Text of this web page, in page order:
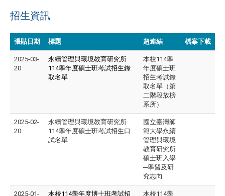
招生資訊
張貼日期 標題 超連結 檔案下載
2025-03-
20
永續管理與環境教育研究所
114學年度碩士班考試招生錄
取名單
本校114學
年度碩士班
招生考試錄
取名單（第
二階段放榜
系所）
2025-02-
20
永續管理與環境教育研究所
114學年度碩士班考試招生口
試名單
國立臺灣師
範大學永續
管理與環境
教育研究所
碩士班入學
─學習及研
究志向
2025-01-
本校114學年度博士班考試招
本校114學